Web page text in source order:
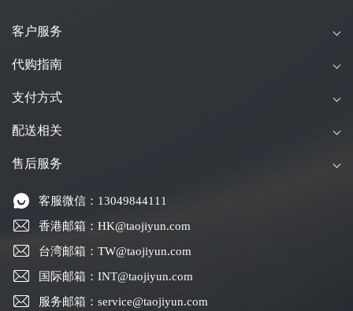
客户服务
代购指南
支付方式
配送相关
售后服务
客服微信：13049844111
香港邮箱：HK@taojiyun.com
台湾邮箱：TW@taojiyun.com
国际邮箱：INT@taojiyun.com
服务邮箱：service@taojiyun.com